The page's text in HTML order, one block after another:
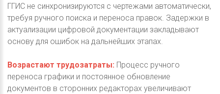
ГГИС не синхронизируются с чертежами автоматически,
требуя ручного поиска и переноса правок. Задержки в
актуализации цифровой документации закладывают
основу для ошибок на дальнейших этапах.
Возрастают трудозатраты: Процесс ручного
переноса графики и постоянное обновление
документов в сторонних редакторах увеличивают